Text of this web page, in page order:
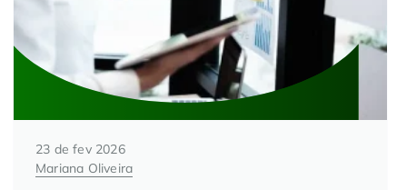
23 de fev 2026
Mariana Oliveira